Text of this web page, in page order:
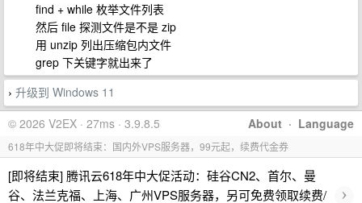
find + while 枚举文件列表
然后 file 探测文件是不是 zip
用 unzip 列出压缩包内文件
grep 下关键字就出来了
› 升级到 Windows 11
About · Language
© 2026 V2EX · 27ms · 3.9.8.5
618年中大促即将结束：国内外VPS服务器，99元起，续费代金券
[即将结束] 腾讯云618年中大促活动：硅谷CN2、首尔、曼
谷、法兰克福、上海、广州VPS服务器，另可免费领取续费/
›